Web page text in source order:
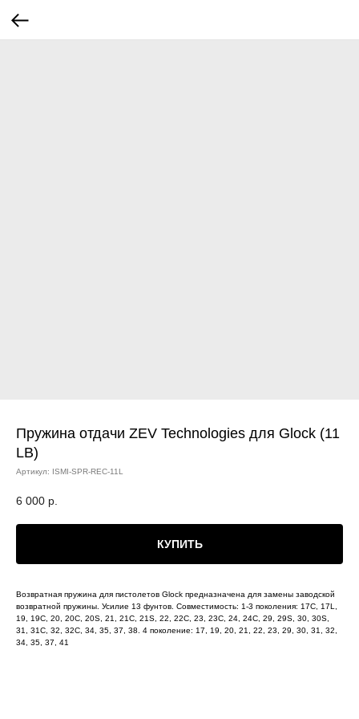
Пружина отдачи ZEV Technologies для Glock (11
LB)
Артикул: ISMI-SPR-REC-11L
6 000 р.
КУПИТЬ
Возвратная пружина для пистолетов Glock предназначена для замены заводской
возвратной пружины. Усилие 13 фунтов. Совместимость: 1-3 поколения: 17C, 17L,
19, 19C, 20, 20C, 20S, 21, 21C, 21S, 22, 22C, 23, 23C, 24, 24C, 29, 29S, 30, 30S,
31, 31C, 32, 32C, 34, 35, 37, 38. 4 поколение: 17, 19, 20, 21, 22, 23, 29, 30, 31, 32,
34, 35, 37, 41